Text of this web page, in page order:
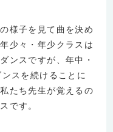
様子を見て曲を決め
少々・年少クラスは
ンスですが、年中・
スを続けることに
たち先生が覚えるの
です。